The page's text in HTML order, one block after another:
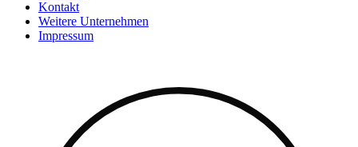
Kontakt
Weitere Unternehmen
Impressum